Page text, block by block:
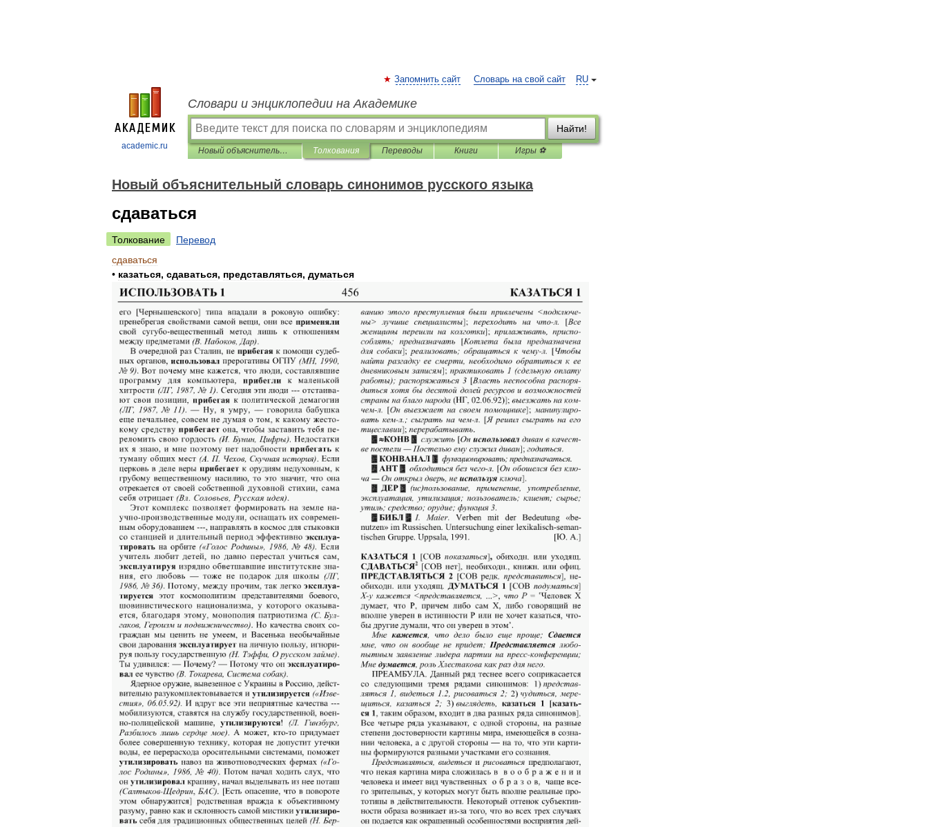
academic.ru
RU
Запомнить сайт Словарь на свой сайт
Словари и энциклопедии на Академике
Найти!
Новый объяснительный словарь синонимов русского языка Толкования Переводы Книги Игры ⚽
Новый объяснительный словарь синонимов русского языка
сдаваться
Толкование
Перевод
сдаваться
• казаться, сдаваться, представляться, думаться